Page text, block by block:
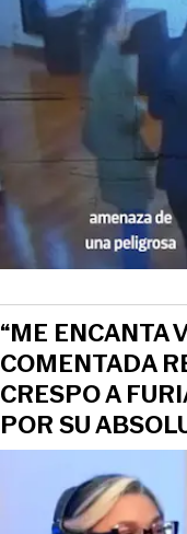
“ME ENCANTA
COMENTADA
CRESPO A
POR SU